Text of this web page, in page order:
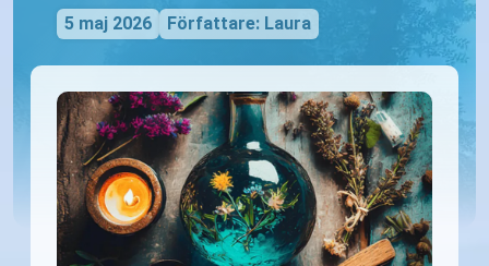
5 maj 2026 Författare: Laura